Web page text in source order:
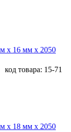
х 16 мм х 2050
код товара: 15-71
х 18 мм х 2050